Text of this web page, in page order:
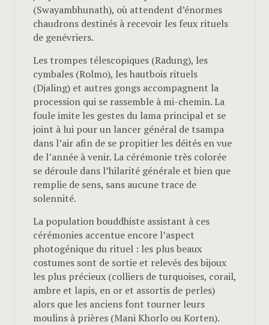
(Swayambhunath), où attendent d’énormes
chaudrons destinés à recevoir les feux rituels
de genévriers.
Les trompes télescopiques (Radung), les
cymbales (Rolmo), les hautbois rituels
(Djaling) et autres gongs accompagnent la
procession qui se rassemble à mi-chemin. La
foule imite les gestes du lama principal et se
joint à lui pour un lancer général de tsampa
dans l’air afin de se propitier les déités en vue
de l’année à venir. La cérémonie très colorée
se déroule dans l’hilarité générale et bien que
remplie de sens, sans aucune trace de
solennité.
La population bouddhiste assistant à ces
cérémonies accentue encore l’aspect
photogénique du rituel : les plus beaux
costumes sont de sortie et relevés des bijoux
les plus précieux (colliers de turquoises, corail,
ambre et lapis, en or et assortis de perles)
alors que les anciens font tourner leurs
moulins à prières (Mani Khorlo ou Korten).